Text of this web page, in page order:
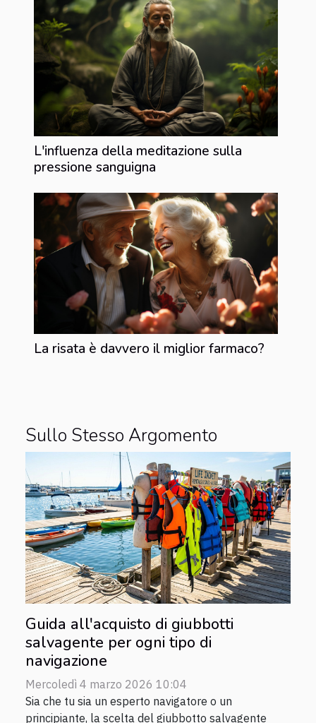
L'influenza della meditazione sulla
pressione sanguigna
La risata è davvero il miglior farmaco?
Sullo Stesso Argomento
Guida all'acquisto di giubbotti
salvagente per ogni tipo di
navigazione
Mercoledì 4 marzo 2026 10:04
Sia che tu sia un esperto navigatore o un
principiante, la scelta del giubbotto salvagente